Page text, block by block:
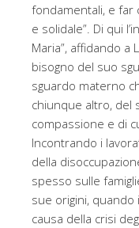
fondamentali, e far
e solidale”. Di qui
Maria”, affidando a
bisogno del suo
sguardo materno
chiunque altro, del
compassione e di
Incontrando i
della
spesso sulle
sue origini, quando
causa della crisi